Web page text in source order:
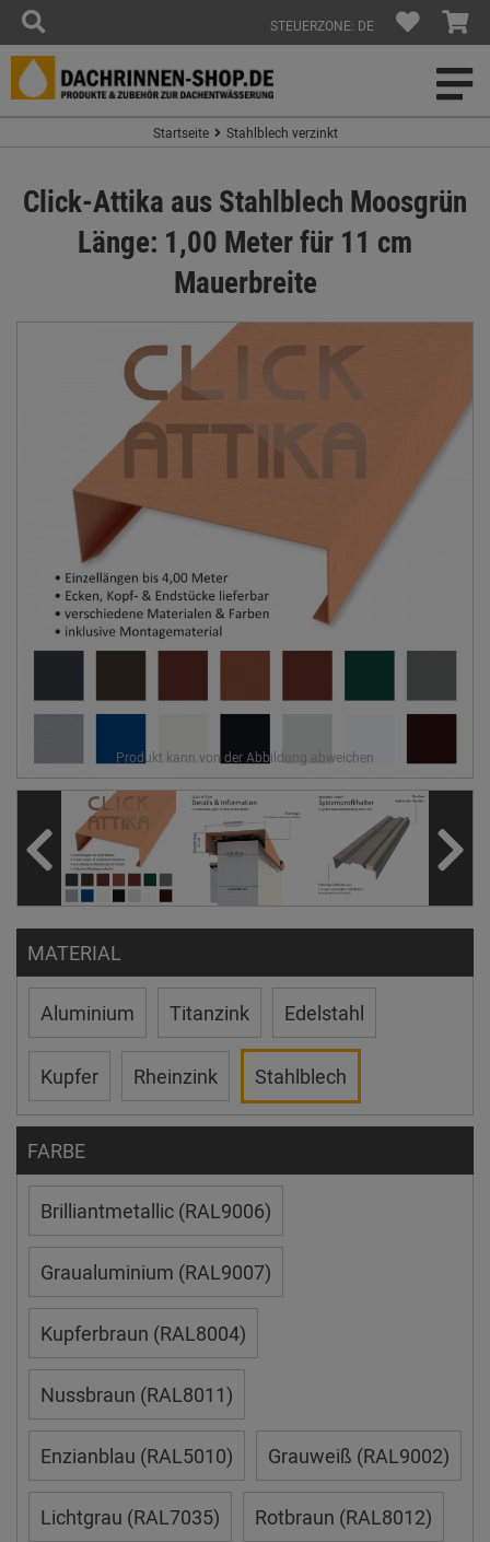
STEUERZONE: DE
Startseite Stahlblech verzinkt
Click-Attika aus Stahlblech Moosgrün
Länge: 1,00 Meter für 11 cm
Mauerbreite
MATERIAL
Aluminium Titanzink Edelstahl
Kupfer Rheinzink Stahlblech
FARBE
Brilliantmetallic (RAL9006)
Graualuminium (RAL9007)
Kupferbraun (RAL8004)
Nussbraun (RAL8011)
Enzianblau (RAL5010) Grauweiß (RAL9002)
Lichtgrau (RAL7035) Rotbraun (RAL8012)